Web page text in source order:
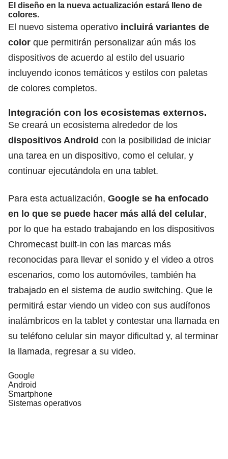
El diseño en la nueva actualización estará lleno de
colores.
El nuevo sistema operativo incluirá variantes de
color que permitirán personalizar aún más los
dispositivos de acuerdo al estilo del usuario
incluyendo iconos temáticos y estilos con paletas
de colores completos.
Integración con los ecosistemas externos.
Se creará un ecosistema alrededor de los
dispositivos Android con la posibilidad de iniciar
una tarea en un dispositivo, como el celular, y
continuar ejecutándola en una tablet.
Para esta actualización, Google se ha enfocado
en lo que se puede hacer más allá del celular,
por lo que ha estado trabajando en los dispositivos
Chromecast built-in con las marcas más
reconocidas para llevar el sonido y el video a otros
escenarios, como los automóviles, también ha
trabajado en el sistema de audio switching. Que le
permitirá estar viendo un video con sus audífonos
inalámbricos en la tablet y contestar una llamada en
su teléfono celular sin mayor dificultad y, al terminar
la llamada, regresar a su video.
Google
Android
Smartphone
Sistemas operativos